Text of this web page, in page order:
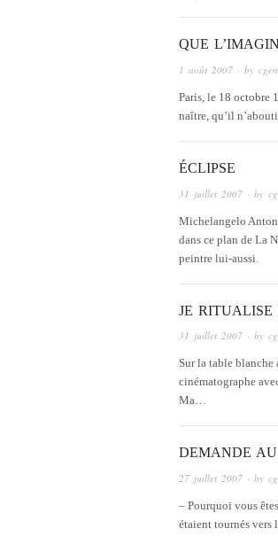
QUE
1 août 2007 · by
Paris, le 18 octobre
naître, qu’il
ÉCLIPSE
31 juillet 2007 · by
Michelangelo
dans ce plan de La
peintre lui-aussi.
JE RITUALISE
31 juillet 2007 · by
Sur la table blanche
cinématographe
Ma…
DEMANDE
27 juillet 2007 · by
– Pourquoi vous
étaient tournés vers